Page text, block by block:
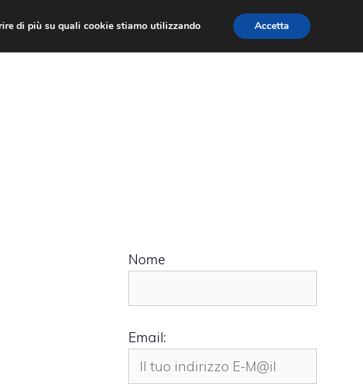
Nome
Email:
di più su quali cookie stiamo utilizzando
Accetta